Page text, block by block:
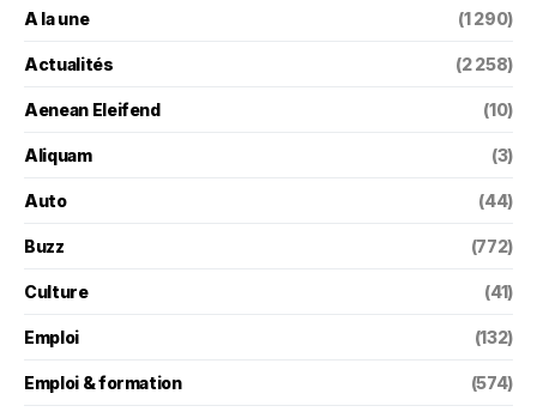
A la une (1 290)
Actualités (2 258)
Aenean Eleifend (10)
Aliquam (3)
Auto (44)
Buzz (772)
Culture (41)
Emploi (132)
Emploi & formation (574)